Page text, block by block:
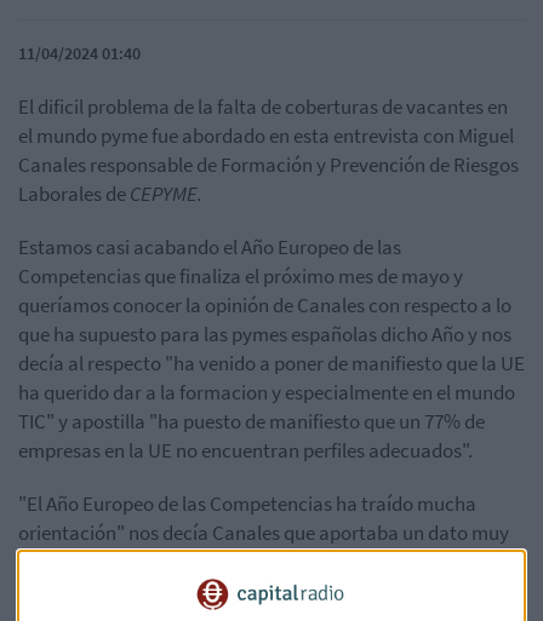
11/04/2024 01:40
El dificil problema de la falta de coberturas de vacantes en
el mundo pymefue abordado en esta entrevista con Miguel
Canalesresponsable de Formación y Prevención de Riesgos
Laborales deCEPYME.
Estamos casi acabando el Año Europeo de las
Competencias que finaliza el próximo mes de mayo y
queríamos conocer la opinión de Canales con respecto a lo
que ha supuesto para las pymes españolas dicho Año y nos
decía al respecto "ha venido a poner de manifiesto que la UE
ha querido dar a la formacion y especialmente en el mundo
TIC" y apostilla "ha puesto de manifiesto que un 77% de
empresas en la UE no encuentran perfiles adecuados".
"El Año Europeo de las Competencias ha traído mucha
orientación" nos decía Canales que aportaba un dato muy
preocupante en las pymes y nos encontramos con unas